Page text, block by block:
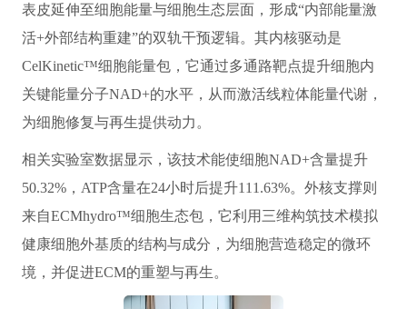
表皮延伸至细胞能量与细胞生态层面，形成“内部能量激
活+外部结构重建”的双轨干预逻辑。其内核驱动是
CelKinetic™细胞能量包，它通过多通路靶点提升细胞内
关键能量分子NAD+的水平，从而激活线粒体能量代谢，
为细胞修复与再生提供动力。
相关实验室数据显示，该技术能使细胞NAD+含量提升
50.32%，ATP含量在24小时后提升111.63%。外核支撑则
来自ECMhydro™细胞生态包，它利用三维构筑技术模拟
健康细胞外基质的结构与成分，为细胞营造稳定的微环
境，并促进ECM的重塑与再生。